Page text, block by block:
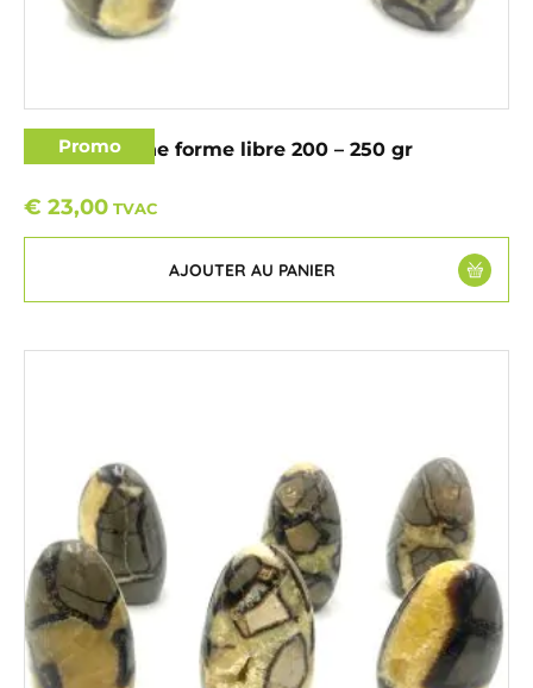
Promo
Septaria jaune forme libre 200 – 250 gr
€ 23,00 TVAC
AJOUTER AU PANIER